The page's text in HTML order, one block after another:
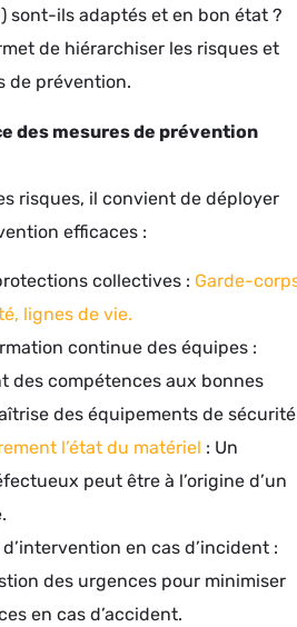
sont-ils adaptés et en bon état ?
de hiérarchiser les risques et
de prévention.
des mesures de prévention
risques, il convient de déployer
efficaces :
collectives : Garde-
lignes de vie.
continue des équipes :
des compétences aux bonnes
des équipements de
l’état du matériel : Un
peut être à l’origine d’un
en cas d’incident :
des urgences pour minimiser
en cas d’accident.